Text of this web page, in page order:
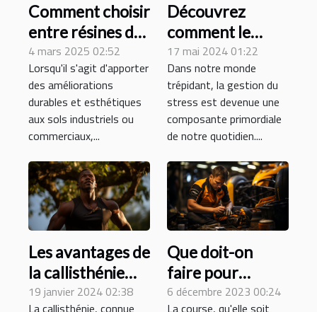
Comment choisir
entre résines de
sol et dalles PVC
pour votre
entreprise
4 mars 2025 02:52
Lorsqu'il s'agit d'apporter
des améliorations
durables et esthétiques
aux sols industriels ou
commerciaux,...
Découvrez
comment le
magnésium
bisglycinate peut
améliorer votre
gestion du stress
quotidien
17 mai 2024 01:22
Dans notre monde
trépidant, la gestion du
stress est devenue une
composante primordiale
de notre quotidien....
Les avantages de
la callisthénie
pour la santé et
19 janvier 2024 02:38
La callisthénie, connue
Que doit-on
faire pour
améliorer la
6 décembre 2023 00:24
La course, qu'elle soit